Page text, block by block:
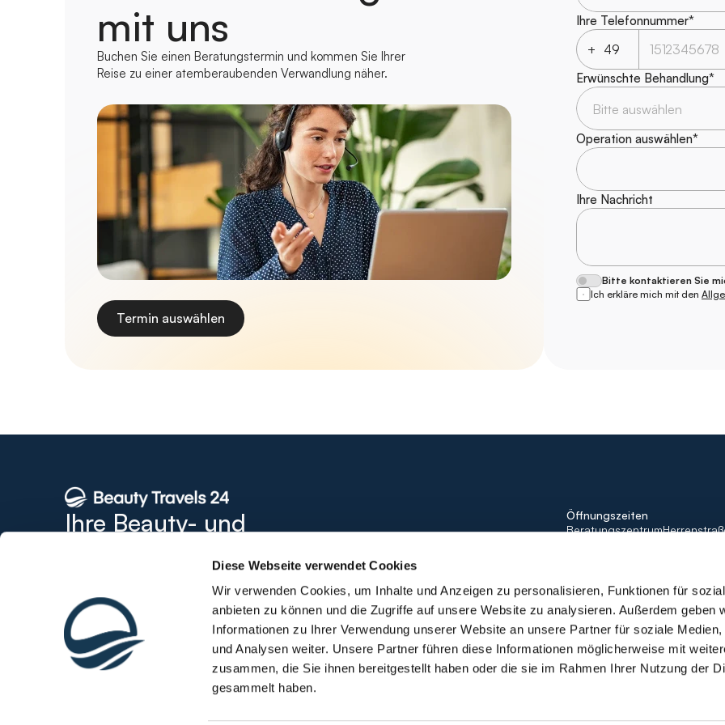
Diese Webseite verwendet Cookies
Wir verwenden Cookies, um Inhalte und Anzeigen zu personalisieren, Funktionen für
anbieten zu können und die Zugriffe auf unsere Website zu analysieren. Außerdem geben
Informationen zu Ihrer Verwendung unserer Website an unsere Partner für soziale Medien,
und Analysen weiter. Unsere Partner führen diese Informationen möglicherweise mit
zusammen, die Sie ihnen bereitgestellt haben oder die sie im Rahmen Ihrer Nutzung der
gesammelt haben.
mit uns
Buchen Sie einen Beratungstermin und kommen Sie Ihrer
Reise zu einer atemberaubenden Verwandlung näher.
Termin auswählen
Ihre Telefonnummer*
+
Erwünschte Behandlung*
Operation auswählen*
Ihre Nachricht
Bitte kontaktieren Sie
Ich erkläre mich mit den
Ihre Beauty- und
Die Behandlungen werden in vertraglich angebundenen, für
den internationalen Gesundheitstourismus zugelassenen
Gesundheitseinrichtungen durchgeführt.
support@beautytravels24.de
Öffnungszeiten
Beratungszentrum seit
Copyright © Beauty Travels 24 2006-